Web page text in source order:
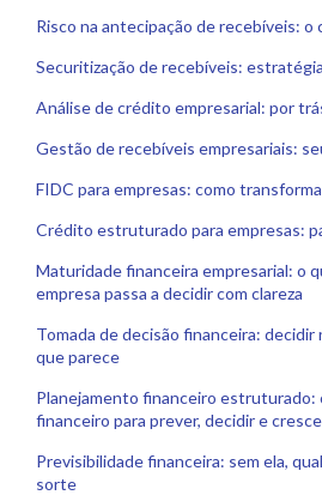
Risco na antecipação de recebíveis: o
Securitização de recebíveis:
Análise de crédito empresarial: por
Gestão de recebíveis empresariais:
FIDC para empresas: como
Crédito estruturado para empresas:
Maturidade financeira empresarial: o
empresa passa a decidir com clareza
Tomada de decisão financeira: decidir
que parece
Planejamento financeiro estruturado:
financeiro para prever, decidir e
Previsibilidade financeira: sem ela,
sorte